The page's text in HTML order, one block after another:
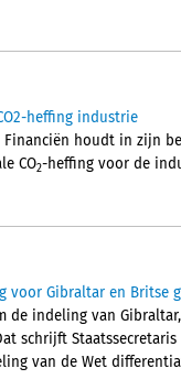
heffing industrie
Financiën houdt in zijn
CO2-heffing voor de
voor Gibraltar en Britse
de indeling van
schrijft
van de Wet